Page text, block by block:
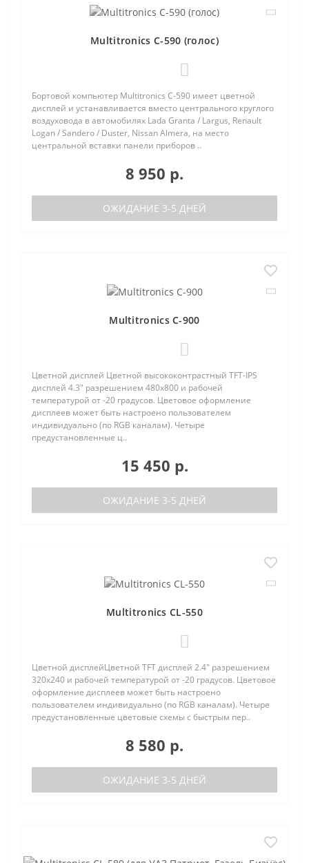
Multitronics C-590 (голос)
Бортовой компьютер Multitronics C-590 имеет цветной
дисплей и устанавливается вместо центрального круглого
воздуховода в автомобилях Lada Granta / Largus, Renault
Logan / Sandero / Duster, Nissan Almera, на место
центральной вставки панели приборов ..
8 950 р.
ОЖИДАНИЕ 3-5 ДНЕЙ
Multitronics C-900
Цветной дисплей Цветной высококонтрастный TFT-IPS
дисплей 4.3" разрешением 480х800 и рабочей
температурой от -20 градусов. Цветовое оформление
дисплеев может быть настроено пользователем
индивидуально (по RGB каналам). Четыре
предустановленные ц..
15 450 р.
ОЖИДАНИЕ 3-5 ДНЕЙ
Multitronics CL-550
Цветной дисплейЦветной TFT дисплей 2.4" разрешением
320х240 и рабочей температурой от -20 градусов. Цветовое
оформление дисплеев может быть настроено
пользователем индивидуально (по RGB каналам). Четыре
предустановленные цветовые схемы с быстрым пер..
8 580 р.
ОЖИДАНИЕ 3-5 ДНЕЙ